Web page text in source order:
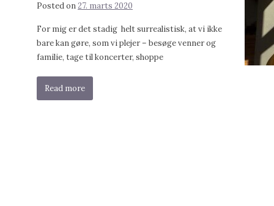
Posted on27. marts 2020
For mig er det stadig helt surrealistisk, at vi ikke
bare kan gøre, som vi plejer – besøge venner og
familie, tage til koncerter, shoppe
Read more